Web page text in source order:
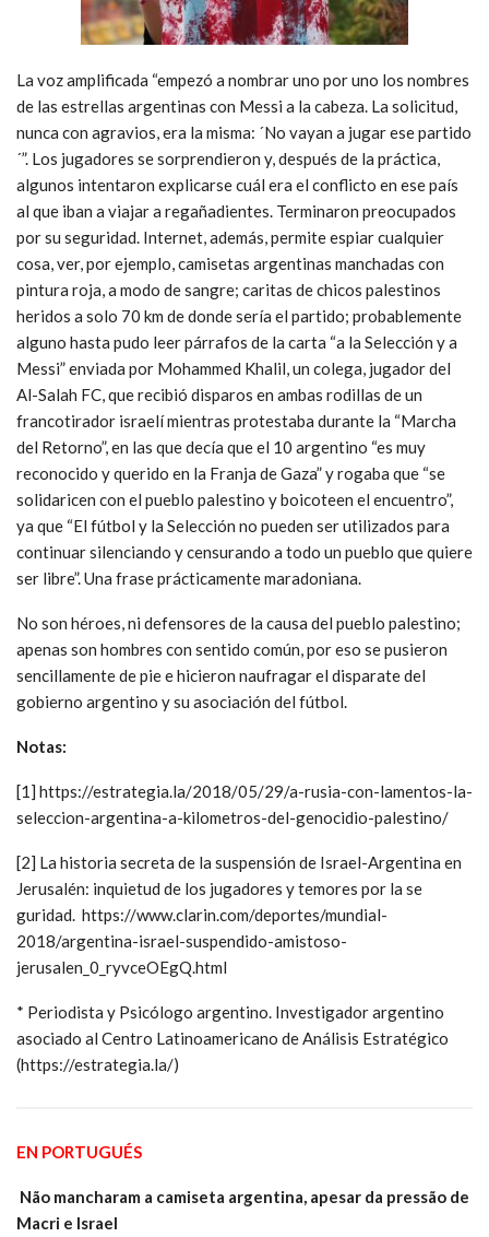
La voz amplificada “empezó a nombrar uno por uno los nombres
de las estrellas argentinas con Messi a la cabeza. La solicitud,
nunca con agravios, era la misma: ´No vayan a jugar ese partido
´”. Los jugadores se sorprendieron y, después de la práctica,
algunos intentaron explicarse cuál era el conflicto en ese país
al que iban a viajar a regañadientes. Terminaron preocupados
por su seguridad. Internet, además, permite espiar cualquier
cosa, ver, por ejemplo, camisetas argentinas manchadas con
pintura roja, a modo de sangre; caritas de chicos palestinos
heridos a solo 70 km de donde sería el partido; probablemente
alguno hasta pudo leer párrafos de la carta “a la Selección y a
Messi” enviada por Mohammed Khalil, un colega, jugador del
Al-Salah FC, que recibió disparos en ambas rodillas de un
francotirador israelí mientras protestaba durante la “Marcha
del Retorno”, en las que decía que el 10 argentino “es muy
reconocido y querido en la Franja de Gaza” y rogaba que “se
solidaricen con el pueblo palestino y boicoteen el encuentro”,
ya que “El fútbol y la Selección no pueden ser utilizados para
continuar silenciando y censurando a todo un pueblo que quiere
ser libre”. Una frase prácticamente maradoniana.
No son héroes, ni defensores de la causa del pueblo palestino;
apenas son hombres con sentido común, por eso se pusieron
sencillamente de pie e hicieron naufragar el disparate del
gobierno argentino y su asociación del fútbol.
Notas:
[1] https://estrategia.la/2018/05/29/a-rusia-con-lamentos-la-
seleccion-argentina-a-kilometros-del-genocidio-palestino/
[2] La historia secreta de la suspensión de Israel-Argentina en
Jerusalén: inquietud de los jugadores y temores por la se
guridad. https://www.clarin.com/deportes/mundial-
2018/argentina-israel-suspendido-amistoso-
jerusalen_0_ryvceOEgQ.html
* Periodista y Psicólogo argentino. Investigador argentino
asociado al Centro Latinoamericano de Análisis Estratégico
(https://estrategia.la/)
EN PORTUGUÉS
Não mancharam a camiseta argentina, apesar da pressão de
Macri e Israel